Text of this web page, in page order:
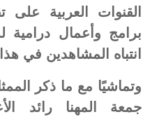
القنوات العربية
برامج وأعمال درامية
انتباه المشاهدين في
وتماشيًا مع ما ذكر
جمعة المهنا رائد